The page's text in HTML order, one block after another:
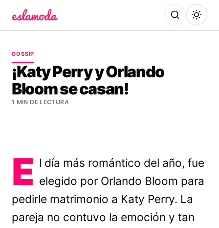
GOSSIP
¡Katy Perry y Orlando
Bloom se casan!
1 MIN DE LECTURA
E l día más romántico del año, fue
elegido por Orlando Bloom para
pedirle matrimonio a Katy Perry. La
pareja no contuvo la emoción y tan